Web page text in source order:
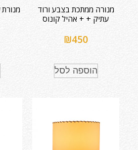
מנורה ממתכת בצבע ורוד
עתיק + + אהיל קונוס
₪450
הוספה לסל